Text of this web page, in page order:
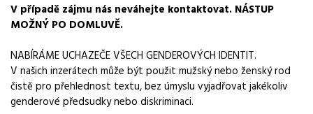
Bonusy a příplatky
stravování zdarma, bonusy a příplatky, možnost získání ŘP sk C
Požadavky
strukturovaný životopis, ochota pracovat ve směnném
V případě zájmu nás neváhejte kontaktovat. NÁSTUP
MOŽNÝ PO DOMLUVĚ.
NABÍRÁME UCHAZEČE VŠECH GENDEROVÝCH IDENTIT.
V našich inzerátech může být použit mužský nebo ženský rod
čistě pro přehlednost textu, bez úmyslu vyjadřovat jakékoliv
genderové předsudky nebo diskriminaci.